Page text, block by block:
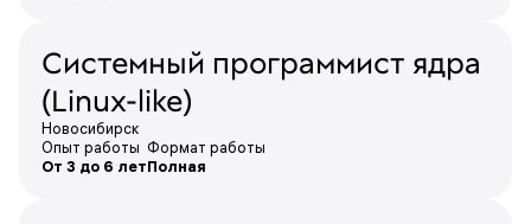
Новосибирск
Системный программист ядра
(Linux-like)
Опыт работы
От 3 до 6 лет
Формат работы
Полная